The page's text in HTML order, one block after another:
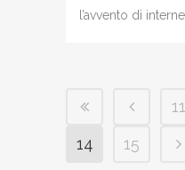
l’avvento di
11
14
15